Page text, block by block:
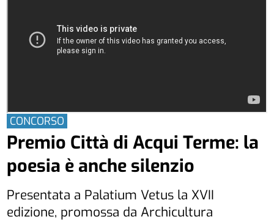
CONCORSO
Premio Città di Acqui Terme: la
poesia è anche silenzio
Presentata a Palatium Vetus la XVII
edizione, promossa da Archicultura